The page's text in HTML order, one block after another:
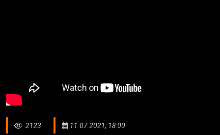
2123 11.07.2021, 18:00